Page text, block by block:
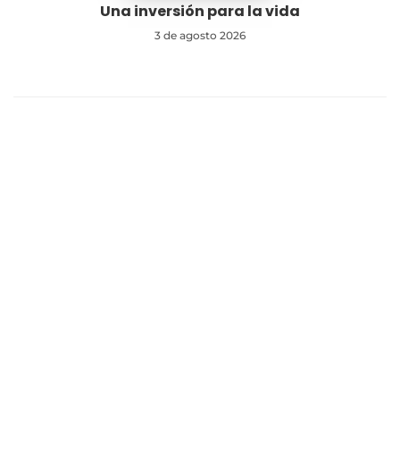
Una inversión para la vida
3 de agosto 2026